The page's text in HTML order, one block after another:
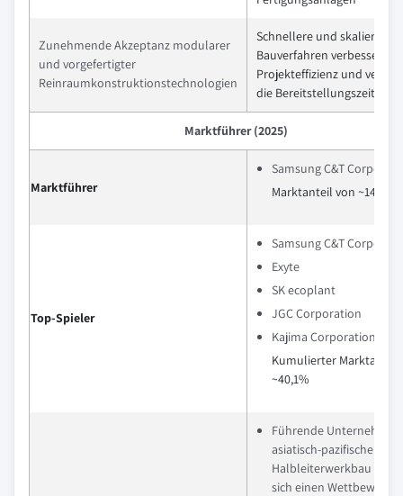
Zunehmende Akzeptanz modularer
und vorgefertigter
Reinraumkonstruktionstechnologien
Schnellere und skalierbare
Bauverfahren verbessern
Projekteffizienz und
die Bereitstellungszeiten.
Marktführer (2025)
Marktführer
Samsung C&T
Marktanteil von ~14,5%
Top-Spieler
Samsung C&T
Exyte
SK ecoplant
JGC Corporation
Kajima Corporation
Kumulierter Marktanteil
~40,1%
Führende
asiatisch-pazifischen
Halbleiterwerkbau
sich einen